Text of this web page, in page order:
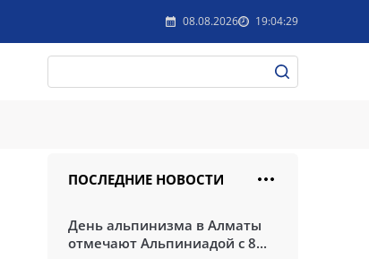
08.08.2026 19:04:29
ПОСЛЕДНИЕ НОВОСТИ
День альпинизма в Алматы
отмечают Альпиниадой с 8...